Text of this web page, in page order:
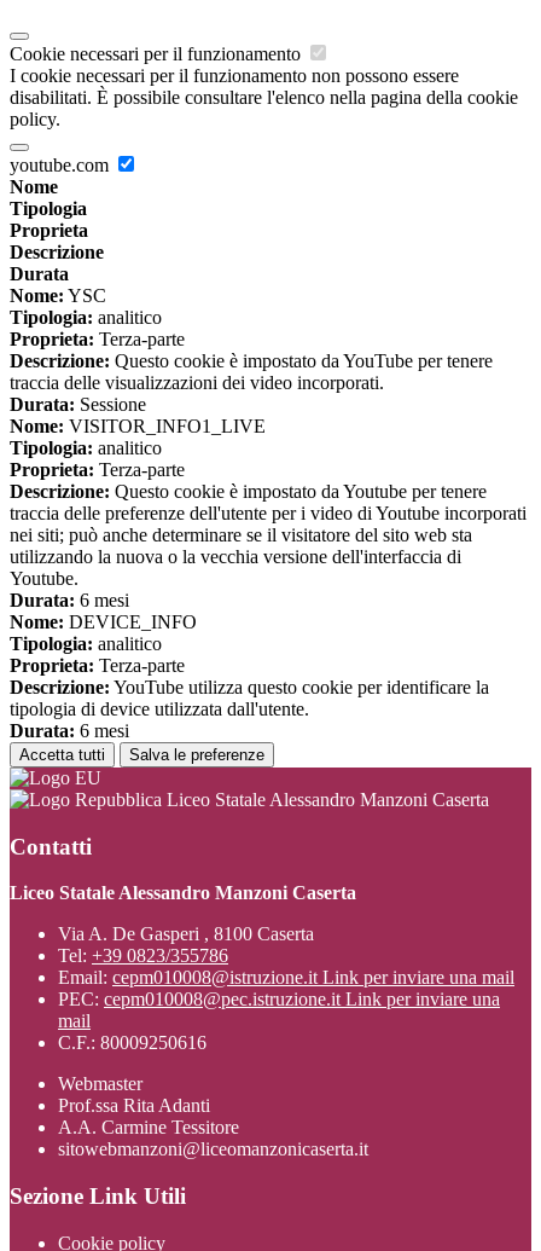
Cookie necessari per il funzionamento
I cookie necessari per il funzionamento non possono essere
disabilitati. È possibile consultare l'elenco nella pagina della cookie
policy.
youtube.com
Nome
Tipologia
Proprieta
Descrizione
Durata
Nome: YSC
Tipologia: analitico
Proprieta: Terza-parte
Descrizione: Questo cookie è impostato da YouTube per tenere
traccia delle visualizzazioni dei video incorporati.
Durata: Sessione
Nome: VISITOR_INFO1_LIVE
Tipologia: analitico
Proprieta: Terza-parte
Descrizione: Questo cookie è impostato da Youtube per tenere
traccia delle preferenze dell'utente per i video di Youtube incorporati
nei siti; può anche determinare se il visitatore del sito web sta
utilizzando la nuova o la vecchia versione dell'interfaccia di
Youtube.
Durata: 6 mesi
Nome: DEVICE_INFO
Tipologia: analitico
Proprieta: Terza-parte
Descrizione: YouTube utilizza questo cookie per identificare la
tipologia di device utilizzata dall'utente.
Durata: 6 mesi
Accetta tutti Salva le preferenze
Liceo Statale Alessandro Manzoni Caserta
Contatti
Liceo Statale Alessandro Manzoni Caserta
Via A. De Gasperi , 8100 Caserta
Tel: +39 0823/355786
Email: cepm010008@istruzione.it Link per inviare una mail
PEC: cepm010008@pec.istruzione.it Link per inviare una
mail
C.F.: 80009250616
Webmaster
Prof.ssa Rita Adanti
A.A. Carmine Tessitore
sitowebmanzoni@liceomanzonicaserta.it
Sezione Link Utili
Cookie policy